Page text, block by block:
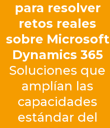
para resolver
retos reales
sobre Microsoft
Dynamics 365
Soluciones que
amplían las
capacidades
estándar del